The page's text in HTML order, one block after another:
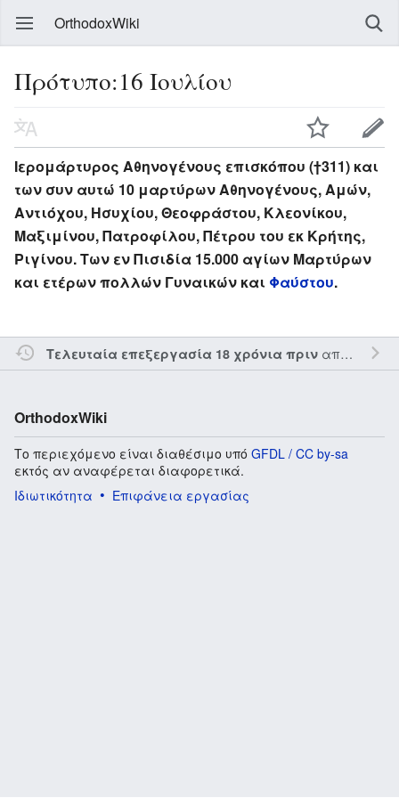
OrthodoxWiki
Πρότυπο:16 Ιουλίου
Ιερομάρτυρος Αθηνογένους επισκόπου (†311) και
των συν αυτώ 10 μαρτύρων Αθηνογένους, Αμών,
Αντιόχου, Ησυχίου, Θεοφράστου, Κλεονίκου,
Μαξιμίνου, Πατροφίλου, Πέτρου του εκ Κρήτης,
Ριγίνου. Των εν Πισιδία 15.000 αγίων Μαρτύρων
και ετέρων πολλών Γυναικών και Φαύστου.
Τελευταία επεξεργασία 18 χρόνια πριναπό τον την
OrthodoxWiki
Το περιεχόμενο είναι διαθέσιμο υπό GFDL / CC by-sa
εκτός αν αναφέρεται διαφορετικά.
Ιδιωτικότητα
Επιφάνεια εργασίας